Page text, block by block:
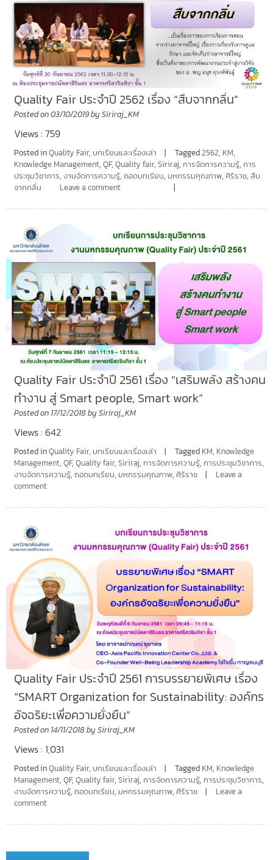
Quality Fair ประจำปี 2562 เรื่อง “สืบจากกลิ่น”
Posted on03/10/2019by Siriraj_KM
Views : 759
Posted inQuality Fair, บทเรียนและเรื่องเล่า Tagged2562, KM,
Knowledge Management, QF, Quality fair, Siriraj, การจัดการความรู้, การ
ประชุมวิชาการ, งานจัดการความรู้, ถอดบทเรียน, มหกรรมคุณภาพ, ศิริราช, สืบ
จากกลิ่น
Leave a comment
Quality Fair ประจำปี 2561 เรื่อง “เสริมพลัง สร้างคน
ทำงาน สู่ Smart people, Smart work”
Posted on 17/12/2018by Siriraj_KM
Views : 642
Posted inQuality Fair, บทเรียนและเรื่องเล่า Tagged KM, Knowledge
Management, QF, Quality fair, Siriraj, การจัดการความรู้, การประชุมวิชาการ,
งานจัดการความรู้, ถอดบทเรียน, มหกรรมคุณภาพ, ศิริราช
Leave a
comment
Quality Fair ประจำปี 2561 การบรรยายพิเศษ เรื่อง
“SMART Organization for Sustainability: องค์กร
อัจฉริยะเพื่อความยั่งยืน”
Posted on 14/11/2018by Siriraj_KM
Views : 1,031
Posted inQuality Fair, บทเรียนและเรื่องเล่า Tagged KM, Knowledge
Management, QF, Quality fair, Siriraj, การจัดการความรู้, การประชุมวิชาการ,
งานจัดการความรู้, ถอดบทเรียน, มหกรรมคุณภาพ, ศิริราช
Leave a
comment
Posts